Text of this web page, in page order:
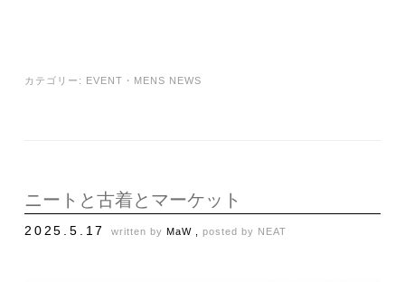
カテゴリー: EVENT ・ MENS NEWS
ニートと古着とマーケット
2025.5.17 written by MaW , posted by NEAT